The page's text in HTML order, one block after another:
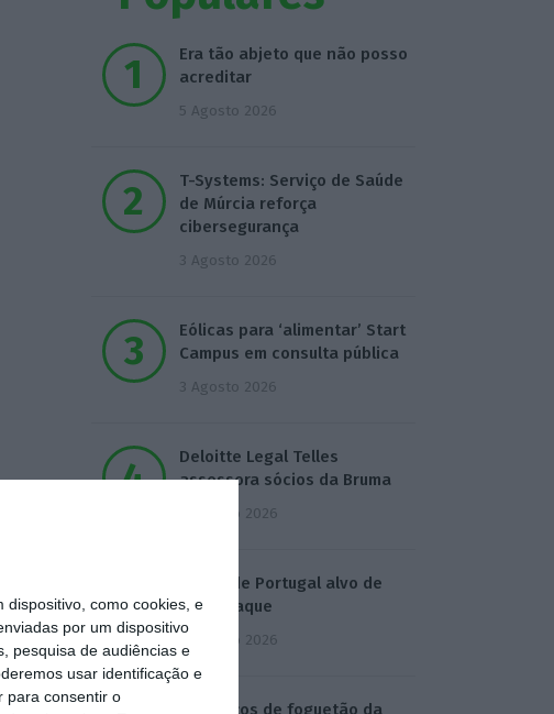
dispositivo, como cookies, e
por um dispositivo
pesquisa de audiências e
usar identificação e
para consentir o
Era tão abjeto que não posso
acreditar
5 Agosto 2026
T-Systems: Serviço de Saúde
de Múrcia reforça
cibersegurança
3 Agosto 2026
Eólicas para ‘alimentar’ Start
Campus em consulta pública
3 Agosto 2026
Deloitte Legal Telles
assessora sócios da Bruma
4 Agosto 2026
Águas de Portugal alvo de
ciberataque
4 Agosto 2026